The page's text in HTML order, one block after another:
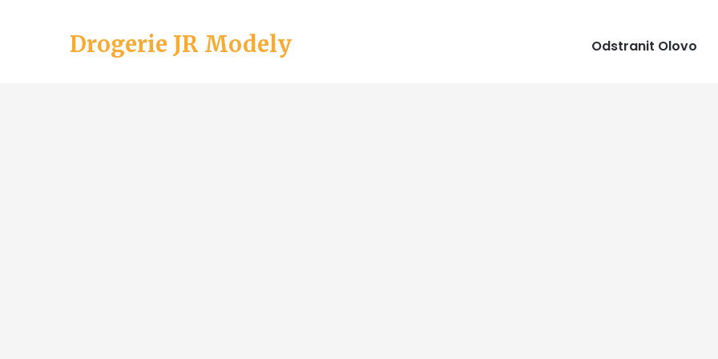
Drogerie JR Modely Odstranit Olovo